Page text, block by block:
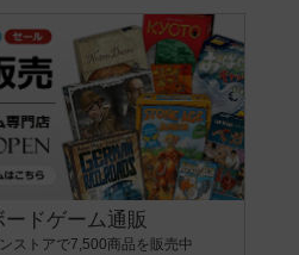
ードゲーム通販
ストアで7,500商品を販売中